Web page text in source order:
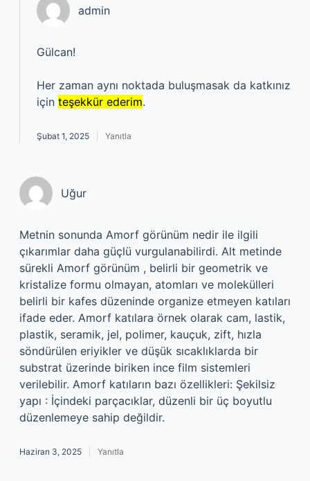
admin
Gülcan!
Her zaman aynı noktada buluşmasak da katkınız
için teşekkür ederim.
Şubat 1, 2025 Yanıtla
Uğur
Metnin sonunda Amorf görünüm nedir ile ilgili
çıkarımlar daha güçlü vurgulanabilirdi. Alt metinde
sürekli Amorf görünüm , belirli bir geometrik ve
kristalize formu olmayan, atomları ve molekülleri
belirli bir kafes düzeninde organize etmeyen katıları
ifade eder. Amorf katılara örnek olarak cam, lastik,
plastik, seramik, jel, polimer, kauçuk, zift, hızla
söndürülen eriyikler ve düşük sıcaklıklarda bir
substrat üzerinde biriken ince film sistemleri
verilebilir. Amorf katıların bazı özellikleri: Şekilsiz
yapı : İçindeki parçacıklar, düzenli bir üç boyutlu
düzenlemeye sahip değildir.
Haziran 3, 2025 Yanıtla